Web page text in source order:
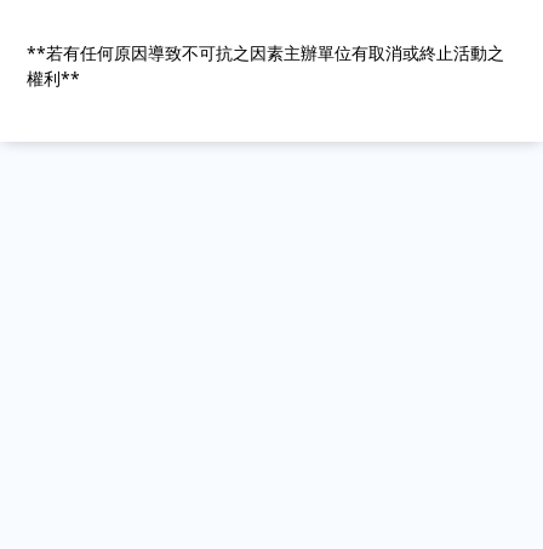
**若有任何原因導致不可抗之因素主辦單位有取消或終止活動之
權利**